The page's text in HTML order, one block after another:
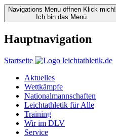
Navigations Menu öffnen Klick mich!
Ich bin das Menü.
Hauptnavigation
Startseite
Aktuelles
Wettkämpfe
Nationalmannschaften
Leichtathletik für Alle
Training
Wir im DLV
Service